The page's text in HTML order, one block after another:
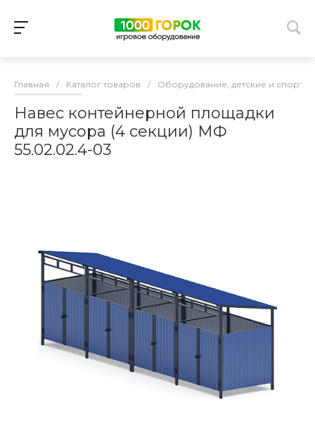
Главная / Каталог товаров / Оборудование, детские и
Навес контейнерной площадки
для мусора (4 секции) МФ
55.02.02.4-03